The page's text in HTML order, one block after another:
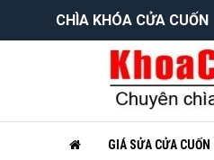
CHÌA KHÓA CỬA CUỐN
GIÁ SỬA CỬA CUỐN